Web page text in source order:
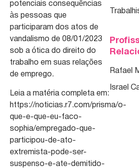
potenciais consequências
às pessoas que
participaram dos atos de
vandalismo de 08/01/2023
sob a ótica do direito do
trabalho em suas relações
de emprego.
Leia a matéria completa em:
https://noticias.r7.com/prisma/o-
que-e-que-eu-faco-
sophia/empregado-que-
participou-de-ato-
extremista-pode-ser-
suspenso-e-ate-demitido-
Rafael
Israel